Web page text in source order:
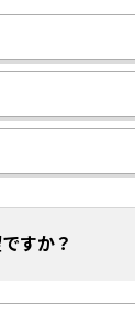
すか？